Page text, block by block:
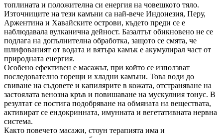
топлината и положителна си енергия на човешкото тяло.
Източниците на тези камъни са най-вече Индонезия, Перу,
Аржентина и Хавайските острови, където преди се е
наблюдавала вулканична дейност. Базалтът обикновено не се
подлага на допълнителна обработка, защото се смята, че
шлифованият от водата и вятъра камък е акумулирал част от
природната енергия.
Особено ефективен е масажът, при който се използват
последователно горещи и хладни камъни. Това води до
свиване на съдовете и капилярите в кожата, отстраняване на
застоялата венозна кръв и повишаване на мускулния тонус. В
резултат се постига подобряване на обмяната на веществата,
активират се ендокринната, имунната и вегетативната нервна
система.
Както повечето масажи, стоун терапията има и